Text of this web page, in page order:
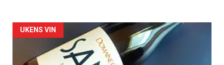
Forsiden
akkurat
UKENS VIN